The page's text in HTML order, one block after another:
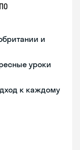
и
уроки
к каждому